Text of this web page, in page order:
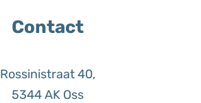
Contact
Rossinistraat 40,
5344 AK Oss